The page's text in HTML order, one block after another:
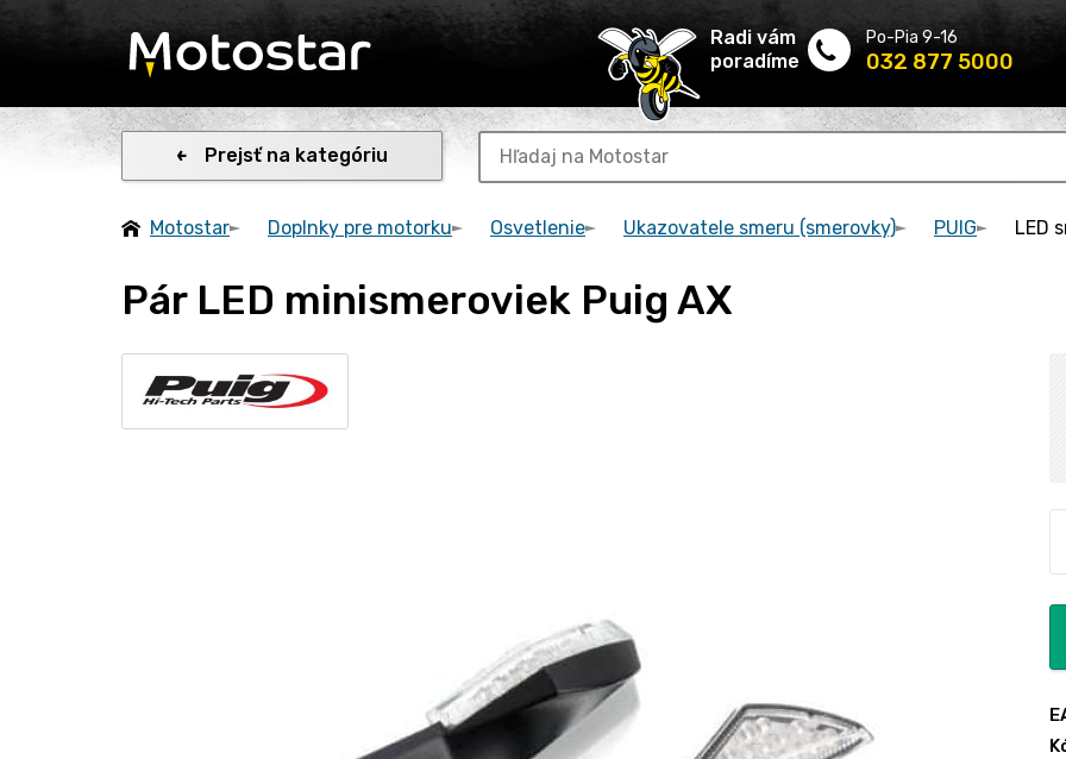
Radi vám
poradíme
Po-Pia 9-16
032 877 5000
Prejsť na kategóriu
Motostar Doplnky pre motorku Osvetlenie Ukazovatele smeru (smerovky) PUIG LED
Pár LED minismeroviek Puig AX